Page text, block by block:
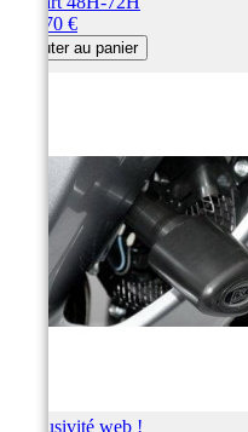
430,70 €
Ajouter au panier
Exclusivité web !